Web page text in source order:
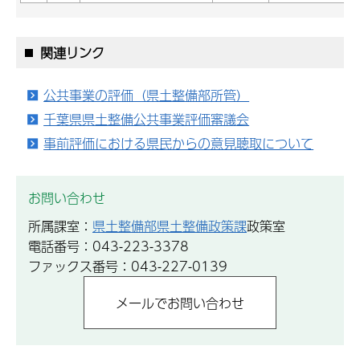
関連リンク
公共事業の評価（県土整備部所管）
千葉県県土整備公共事業評価審議会
事前評価における県民からの意見聴取について
お問い合わせ
所属課室： 県土整備部県土整備政策課政策室
電話番号：043-223-3378
ファックス番号：043-227-0139